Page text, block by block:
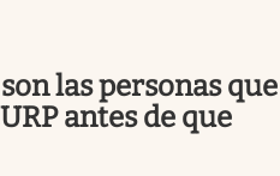
las personas que
antes de que